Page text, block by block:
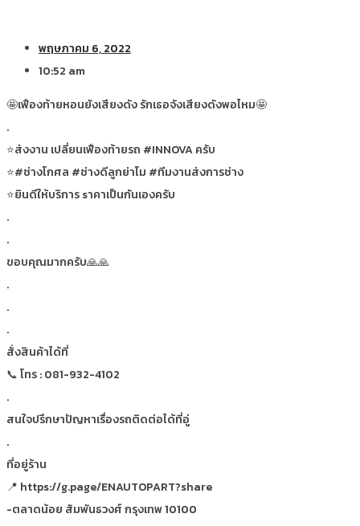
พฤษภาคม 6, 2022
10:52 am
🤩เฟืองท้ายหอนยังเสียงดัง รักเธอจังเสียงดังพอไหม🤩
.
⭐ส่งงาน เปลี่ยนเฟืองท้ายรถ #INNOVA ครับ
⭐#ช่างโกศล #ช่างดีลูกย่าโม #ทีมงานส่งการช่าง
⭐ยินดีให้บริการ sาคาเป็นกันเองครับ
.
.
ขอบคุณมากครับ🙏🙏
.
.
.
สั่งสินค้าได้ที่
📞 โทร : 081-932-4102
.
สนใจปรึกษาปัญหาเรื่องรถติดต่อได้ที่อู่
.
ที่อยู่ร้าน
📍 https://g.page/ENAUTOPART?share
-ตลาดน้อย สัมพันธวงศ์ กรุงเทพ 10100